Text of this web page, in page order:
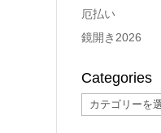
厄払い
鏡開き2026
Categories
Categories